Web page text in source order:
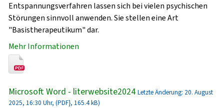
Entspannungsverfahren lassen sich bei vielen psychischen
Störungen sinnvoll anwenden. Sie stellen eine Art
"Basistherapeutikum" dar.
Mehr Informationen
Microsoft Word - literwebsite2024 Letzte Änderung: 20. August
2025, 16:30 Uhr, (PDF}, 165.4 kB)